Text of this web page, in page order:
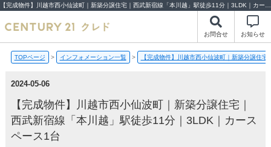
お問合せ お知らせ
TOPページ > インフォメーション一覧 > 【完成物件】川越市西小仙波町｜新築分譲住
2024-05-06
【完成物件】川越市西小仙波町｜新築分譲住宅｜
西武新宿線「本川越」駅徒歩11分｜3LDK｜カース
ペース1台